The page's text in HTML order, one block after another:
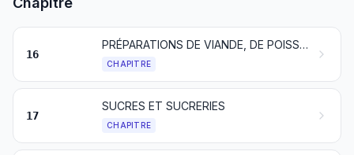
16
PRÉPARATIONS DE VIANDE, DE POISSONS, DE CRUSTACÉS, DE MOLLUSQUES, D’AUTRES INVERTÉBRÉS AQUATIQUES OU D’INSECTES
CHAPITRE
17
SUCRES ET SUCRERIES
CHAPITRE